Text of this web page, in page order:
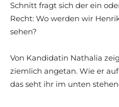
Schnitt fragt sich der ein
Recht: Wo werden wir
sehen?
Von Kandidatin Nathalia
ziemlich angetan. Wie er
das seht ihr im unten